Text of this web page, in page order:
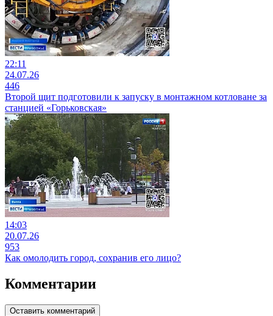
22:11
24.07.26
446
Второй щит подготовили к запуску в монтажном котловане за
станцией «Горьковская»
14:03
20.07.26
953
Как омолодить город, сохранив его лицо?
Комментарии
Оставить комментарий